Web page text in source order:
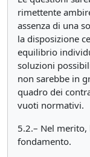
rimettente
assenza di una
la disposizione
equilibrio
soluzioni
non sarebbe in
quadro dei
vuoti normativi.
5.2.– Nel
fondamento.